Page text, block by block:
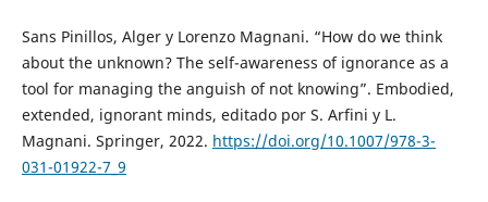
Sans Pinillos, Alger y Lorenzo Magnani. “How do we think
about the unknown? The self-awareness of ignorance as a
tool for managing the anguish of not knowing”. Embodied,
extended, ignorant minds, editado por S. Arfini y L.
Magnani. Springer, 2022. https://doi.org/10.1007/978-3-
031-01922-7_9